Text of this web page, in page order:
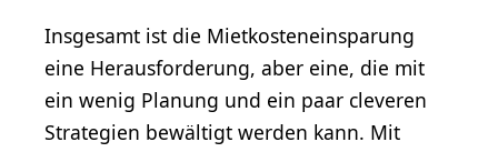
Insgesamt ist die Mietkosteneinsparung
eine Herausforderung, aber eine, die mit
ein wenig Planung und ein paar cleveren
Strategien bewältigt werden kann. Mit